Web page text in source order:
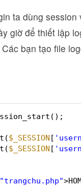
ta dùng session
giờ để thiết lập
bạn tạo file
$_SESSION [
$_SESSION [
"trangchu.php"